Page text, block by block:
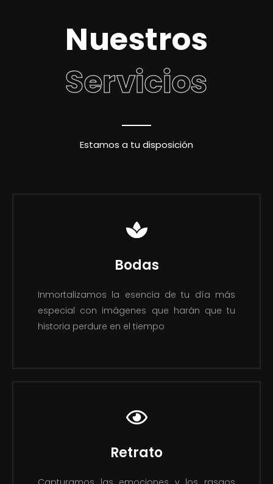
Nuestros
Servicios
Estamos a tu disposición
Bodas
Inmortalizamos la esencia de tu día más
especial con imágenes que harán que tu
historia perdure en el tiempo
Retrato